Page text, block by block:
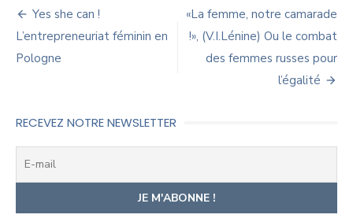
Navigation
de
l’article
Yes she can !
L’entrepreneuriat féminin en
Pologne
«La femme, notre camarade
!», (V.I.Lénine) Ou le combat
des femmes russes pour
l’égalité
RECEVEZ NOTRE NEWSLETTER